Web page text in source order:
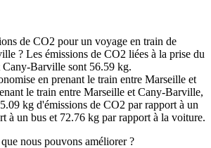
de CO2 pour un voyage en train de
? Les émissions de CO2 liées à la prise du
Cany-Barville sont 56.59 kg.
en prenant le train entre Marseille et
le train entre Marseille et Cany-Barville,
kg d'émissions de CO2 par rapport à un
à un bus et 72.76 kg par rapport à la voiture.
nous pouvons améliorer ?